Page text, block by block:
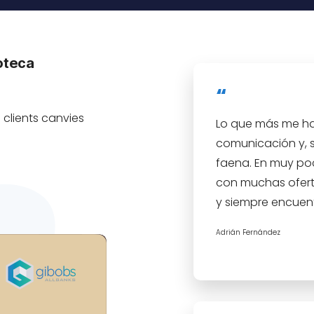
clients canvies
Lo que más me
comunicación y,
faena. En muy
con muchas
y siempre
Adrián Fernández